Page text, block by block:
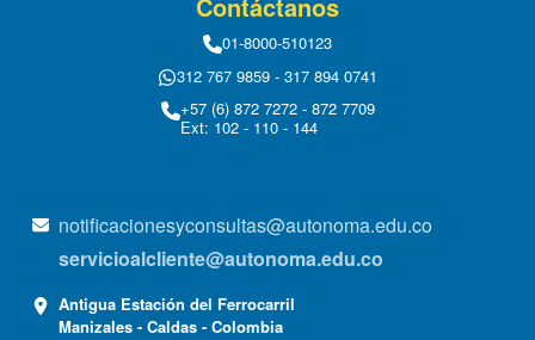
Contáctanos
01-8000-510123
312 767 9859 - 317 894 0741
+57 (6) 872 7272 - 872 7709
Ext: 102 - 110 - 144
notificacionesyconsultas@autonoma.edu.co
servicioalcliente@autonoma.edu.co
Antigua Estación del Ferrocarril
Manizales - Caldas - Colombia